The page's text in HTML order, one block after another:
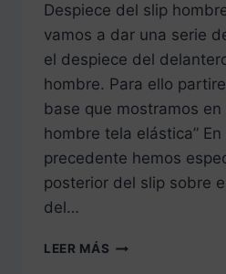
Despiece del slip
vamos a dar una serie
el despiece del
hombre. Para ello
base que mostramos en
hombre tela elástica”
precedente hemos
posterior del slip sobre
del…
LEER MÁS DESPIECE